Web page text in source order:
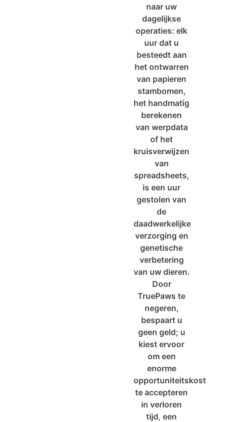
naar uw
dagelijkse
operaties: elk
uur dat u
besteedt aan
het ontwarren
van papieren
stambomen,
het handmatig
berekenen
van werpdata
of het
kruisverwijzen
van
spreadsheets,
is een uur
gestolen van
de
daadwerkelijke
verzorging en
genetische
verbetering
van uw dieren.
Door
TruePaws te
negeren,
bespaart u
geen geld; u
kiest ervoor
om een
enorme
opportuniteitskost
te accepteren
in verloren
tijd, een